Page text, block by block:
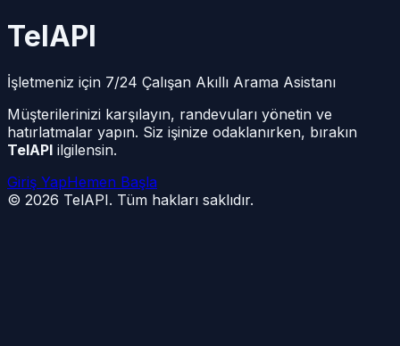
TelAPI
İşletmeniz için 7/24 Çalışan Akıllı Arama Asistanı
Müşterilerinizi karşılayın, randevuları yönetin ve
hatırlatmalar yapın. Siz işinize odaklanırken, bırakın
TelAPI ilgilensin.
Giriş YapHemen Başla
© 2026 TelAPI. Tüm hakları saklıdır.